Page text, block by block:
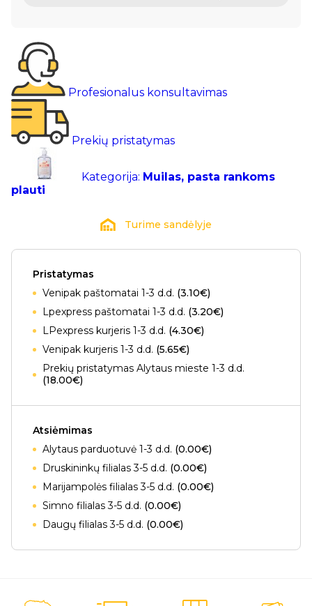
Profesionalus konsultavimas
Prekių pristatymas
Kategorija: Muilas, pasta rankoms
plauti
Turime sandėlyje
Pristatymas
Venipak paštomatai 1-3 d.d. (3.10€)
Lpexpress paštomatai 1-3 d.d. (3.20€)
LPexpress kurjeris 1-3 d.d. (4.30€)
Venipak kurjeris 1-3 d.d. (5.65€)
Prekių pristatymas Alytaus mieste 1-3 d.d.
(18.00€)
Atsiėmimas
Alytaus parduotuvė 1-3 d.d. (0.00€)
Druskininkų filialas 3-5 d.d. (0.00€)
Marijampolės filialas 3-5 d.d. (0.00€)
Simno filialas 3-5 d.d. (0.00€)
Daugų filialas 3-5 d.d. (0.00€)